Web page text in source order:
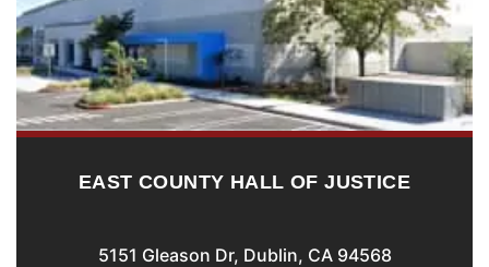
COUNTY HALL OF JUSTICE
Gleason Dr, Dublin, CA 94568